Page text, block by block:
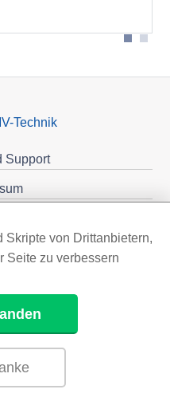
Technik
Support
Skripte von Drittanbietern,
Seite zu verbessern